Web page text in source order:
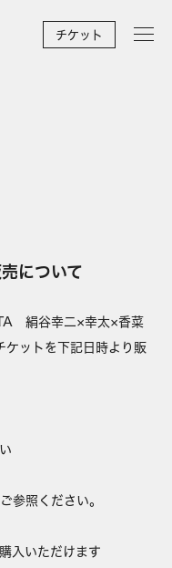
チケット
について
絹谷幸二×幸太×香菜
ットを下記日時より販
参照ください。
入いただけます